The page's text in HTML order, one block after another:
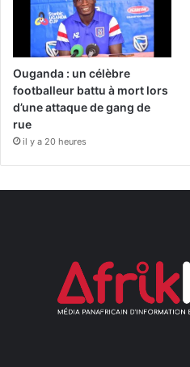
Ouganda : un célèbre
footballeur battu à mort lors
d’une attaque de gang de
rue
il y a 20 heures